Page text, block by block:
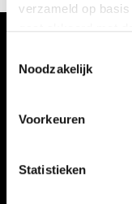
verzameld op
Noodzakelijk
Voorkeuren
Statistieken
VERHALEN
KALENDER
THEMA’S